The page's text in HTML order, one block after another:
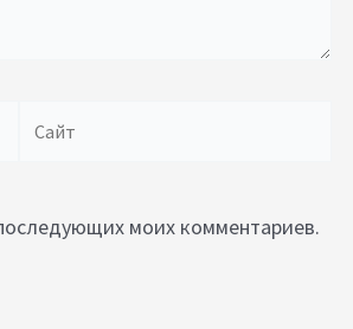
моих комментариев.